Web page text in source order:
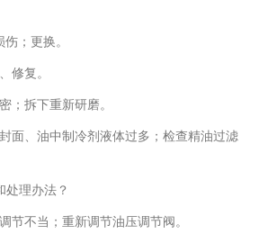
伤；更换。
修复。
；拆下重新研磨。
面、油中制冷剂液体过多；检查精油过滤
处理办法？
节不当；重新调节油压调节阀。